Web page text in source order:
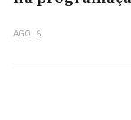
AGO. 6